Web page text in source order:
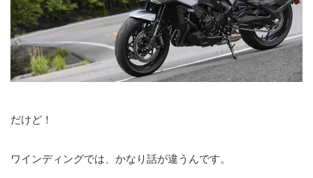
だけど！
ワインディングでは、かなり話が違うんです。